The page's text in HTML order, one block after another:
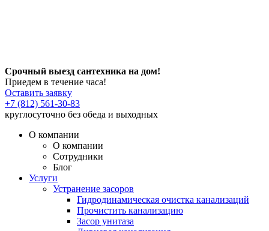
Срочный выезд сантехника на дом!
Приедем в течение часа!
Оставить заявку
+7 (812) 561-30-83
круглосуточно без обеда и выходных
О компании
О компании
Сотрудники
Блог
Услуги
Устранение засоров
Гидродинамическая очистка канализаций
Прочистить канализацию
Засор унитаза